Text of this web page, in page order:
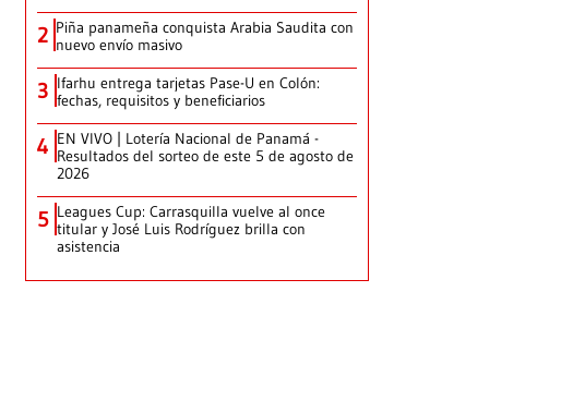
2 Piña panameña conquista Arabia Saudita con
nuevo envío masivo
3 Ifarhu entrega tarjetas Pase-U en Colón:
fechas, requisitos y beneficiarios
4 EN VIVO | Lotería Nacional de Panamá -
Resultados del sorteo de este 5 de agosto de
2026
5 Leagues Cup: Carrasquilla vuelve al once
titular y José Luis Rodríguez brilla con
asistencia